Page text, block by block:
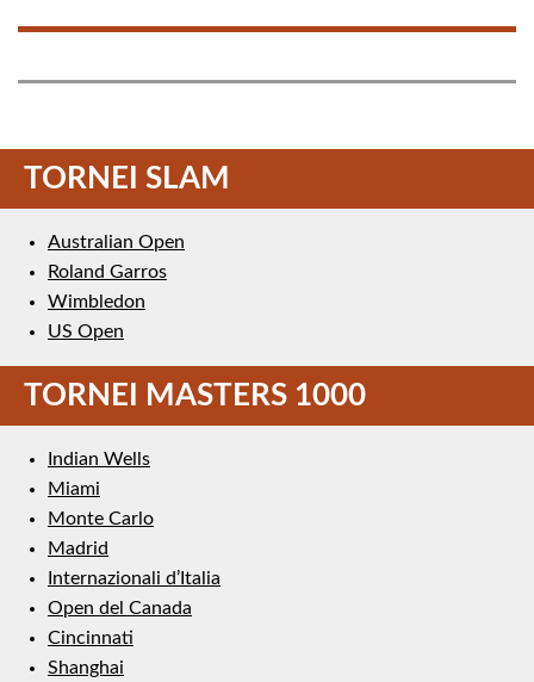
TORNEI SLAM
Australian Open
Roland Garros
Wimbledon
US Open
TORNEI MASTERS 1000
Indian Wells
Miami
Monte Carlo
Madrid
Internazionali d’Italia
Open del Canada
Cincinnati
Shanghai